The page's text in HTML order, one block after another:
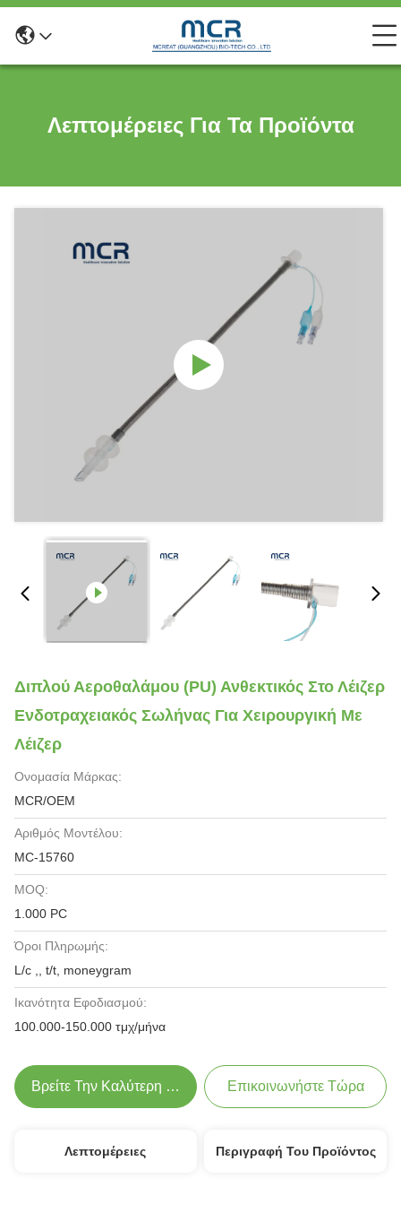
Λεπτομέρειες Για Τα Προϊόντα
Διπλού Αεροθαλάμου (PU) Ανθεκτικός Στο Λέιζερ
Ενδοτραχειακός Σωλήνας Για Χειρουργική Με
Λέιζερ
Ονομασία Μάρκας:
MCR/OEM
Αριθμός Μοντέλου:
MC-15760
MOQ:
1.000 PC
Όροι Πληρωμής:
L/c ,, t/t, moneygram
Ικανότητα Εφοδιασμού:
100.000-150.000 τμχ/μήνα
Βρείτε Την Καλύτερη Τιμή Επικοινωνήστε Τώρα
Λεπτομέρειες Περιγραφή Του Προϊόντος